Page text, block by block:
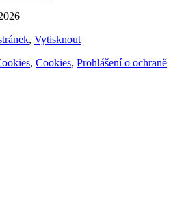
, Vytisknout
, Cookies, Prohlášení o ochraně